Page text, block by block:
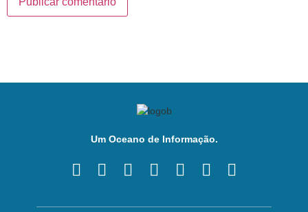
Um Oceano de Informação.